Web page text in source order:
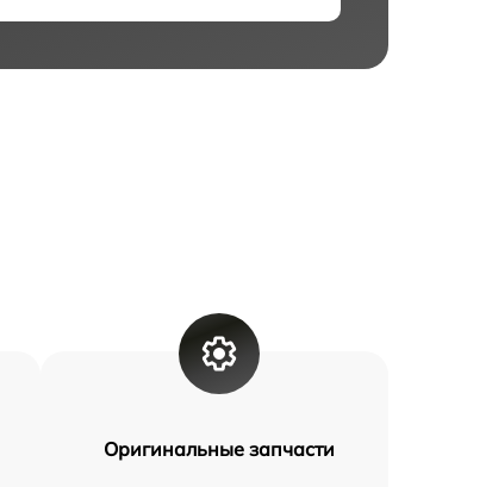
Оригинальные запчасти